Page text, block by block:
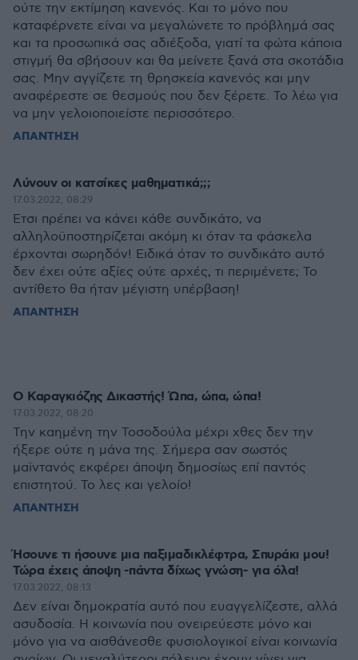
ούτε την εκτίμηση κανενός. Και το μόνο που
καταφέρνετε είναι να μεγαλώνετε το πρόβλημά σας
και τα προσωπικά σας αδιέξοδα, γιατί τα φώτα κάποια
στιγμή θα σβήσουν και θα μείνετε ξανά στα σκοτάδια
σας. Μην αγγίζετε τη θρησκεία κανενός και μην
αναφέρεστε σε θεσμούς που δεν ξέρετε. Το λέω για
να μην γελοιοποιείστε περισσότερο.
ΑΠΑΝΤΗΣΗ
Λύνουν οι κατσίκες μαθηματικά;;;
17.03.2022, 08:29
Ετσι πρέπει να κάνει κάθε συνδικάτο, να
αλληλοϋποστηρίζεται ακόμη κι όταν τα φάσκελα
έρχονται σωρηδόν! Ειδικά όταν το συνδικάτο αυτό
δεν έχει ούτε αξίες ούτε αρχές, τι περιμένετε; Το
αντίθετο θα ήταν μέγιστη υπέρβαση!
ΑΠΑΝΤΗΣΗ
Ο Καραγκιόζης Δικαστής! Ώπα, ώπα, ώπα!
17.03.2022, 08:20
Την καημένη την Τοσοδούλα μέχρι χθες δεν την
ήξερε ούτε η μάνα της. Σήμερα σαν σωστός
μαϊντανός εκφέρει άποψη δημοσίως επί παντός
επιστητού. Το λες και γελοίο!
ΑΠΑΝΤΗΣΗ
Ήσουνε τι ήσουνε μια παξιμαδικλέφτρα, Σπυράκι μου!
Τώρα έχεις άποψη -πάντα δίχως γνώση- για όλα!
17.03.2022, 08:13
Δεν είναι δημοκρατία αυτό που ευαγγελίζεστε, αλλά
ασυδοσία. Η κοινωνία που ονειρεύεστε μόνο και
μόνο για να αισθάνεσθε φυσιολογικοί είναι κοινωνία